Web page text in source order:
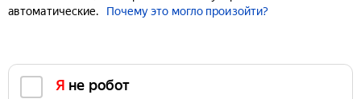
автоматические.
Почему это могло произойти?
Я не робот